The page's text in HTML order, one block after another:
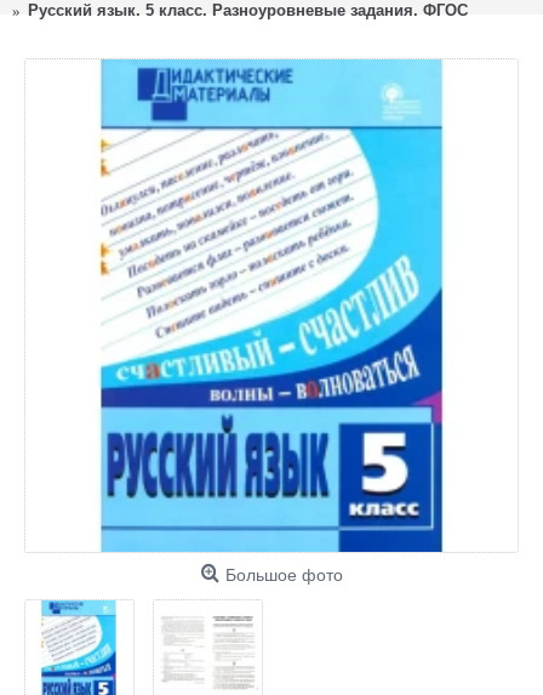
Русский язык. 5 класс. Разноуровневые задания. ФГОС
Большое фото